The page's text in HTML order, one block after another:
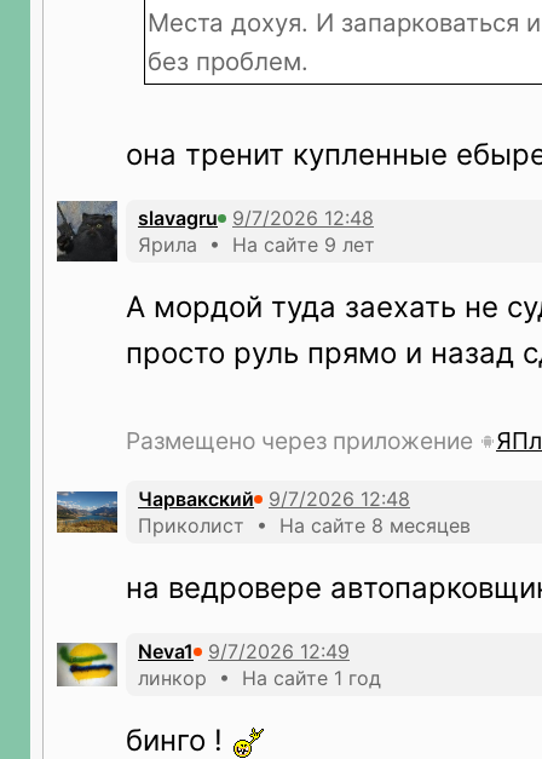
Места дохуя. И запарковаться
без проблем.
она тренит купленные
slavagru
Ярила • На сайте 9 лет
А мордой туда заехать не
просто руль прямо и назад
Размещено через приложение
Чарвакский
Приколист • На сайте 8 месяцев
на ведровере
Neva1
линкор • На сайте 1 год
бинго !